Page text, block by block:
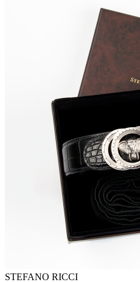
STEFANO RICCI